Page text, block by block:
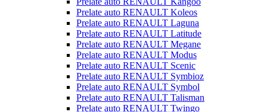
Prelate auto RENAULT Koleos
Prelate auto RENAULT Laguna
Prelate auto RENAULT Latitude
Prelate auto RENAULT Megane
Prelate auto RENAULT Modus
Prelate auto RENAULT Scenic
Prelate auto RENAULT Symbioz
Prelate auto RENAULT Symbol
Prelate auto RENAULT Talisman
Prelate auto RENAULT Twingo